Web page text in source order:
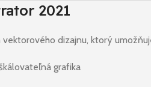
2021
dizajnu, ktorý
grafika